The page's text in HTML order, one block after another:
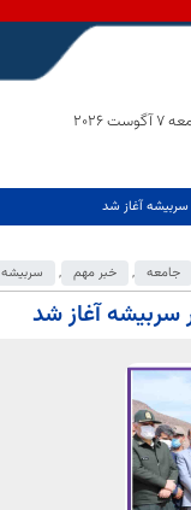
2026
سربیشه آغاز شد
جامعه , خبر مهم , سربیشه
سربیشه آغاز شد